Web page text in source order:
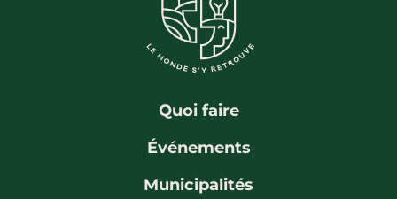
Quoi faire
Événements
Municipalités